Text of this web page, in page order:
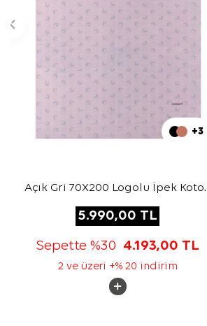
+3
Açık Gri 70X200 Logolu İpek
5.990,00 TL
Sepette %30 4.193,00 TL
2 ve üzeri +% 20 indirim